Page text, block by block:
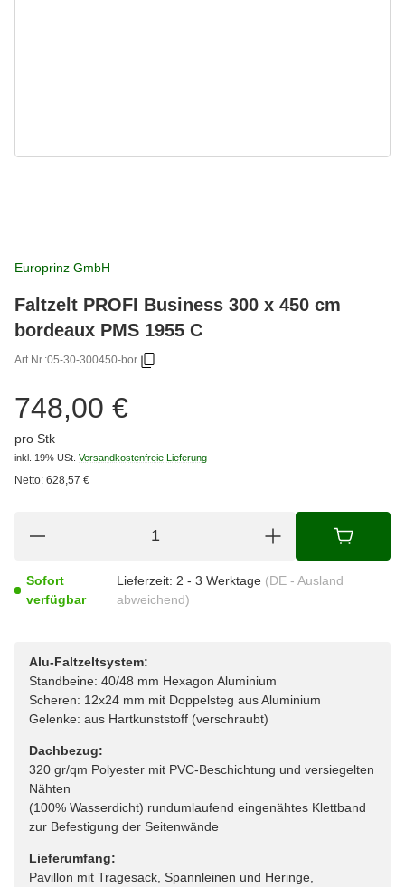
Europrinz GmbH
Faltzelt PROFI Business 300 x 450 cm
bordeaux PMS 1955 C
Art.Nr.:05-30-300450-bor
748,00 €
pro Stk
inkl. 19% USt. Versandkostenfreie Lieferung
Netto: 628,57 €
Sofort
verfügbar
Lieferzeit: 2 - 3 Werktage (DE - Ausland
abweichend)
Alu-Faltzeltsystem:
Standbeine: 40/48 mm Hexagon Aluminium
Scheren: 12x24 mm mit Doppelsteg aus Aluminium
Gelenke: aus Hartkunststoff (verschraubt)
Dachbezug:
320 gr/qm Polyester mit PVC-Beschichtung und versiegelten
Nähten
(100% Wasserdicht) rundumlaufend eingenähtes Klettband
zur Befestigung der Seitenwände
Lieferumfang:
Pavillon mit Tragesack, Spannleinen und Heringe,